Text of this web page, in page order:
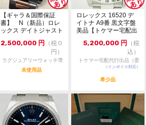
【ギャラ＆国際保証
書】 N（新品）ロレ
ックス デイトジャスト
126231 36m...
2,500,000 円
（税０
円）
ラグジュアリーウォッチ専
門店：R/M
未使用品
ロレックス 16520 デ
イトナ A9番 黒文字盤
美品【トケマー宅配出
5,200,000 円
（税
込）
トケマー宅配代行出品（委
託販売）
（インボイス対応）
希少品